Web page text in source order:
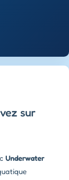
sur
Underwater